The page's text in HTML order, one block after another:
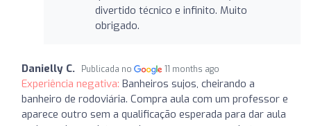
divertido técnico e infinito. Muito
obrigado.
Danielly C. Publicada no 11 months ago
Experiência negativa: Banheiros sujos, cheirando a
banheiro de rodoviária. Compra aula com um professor e
aparece outro sem a qualificação esperada para dar aula